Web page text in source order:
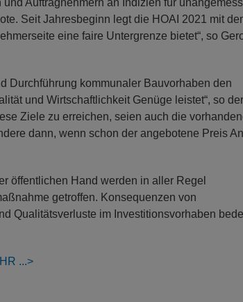
Auftragnehmern an Indizien für
Seit Jahresbeginn legt die HOAI 2021 mit
eine faire Untergrenze bietet“, so
Durchführung kommunaler Bauvorhaben den
und Wirtschaftlichkeit Genüge leistet“, so der
Ziele zu erreichen, seien auch die
dann, wenn schon der angebotene Preis
öffentlichen Hand werden in aller Regel
getroffen. Konsequenzen von
Qualitätsverluste im Investitionsvorhaben